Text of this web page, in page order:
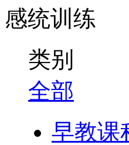
感统训练
类别
全部
早教课